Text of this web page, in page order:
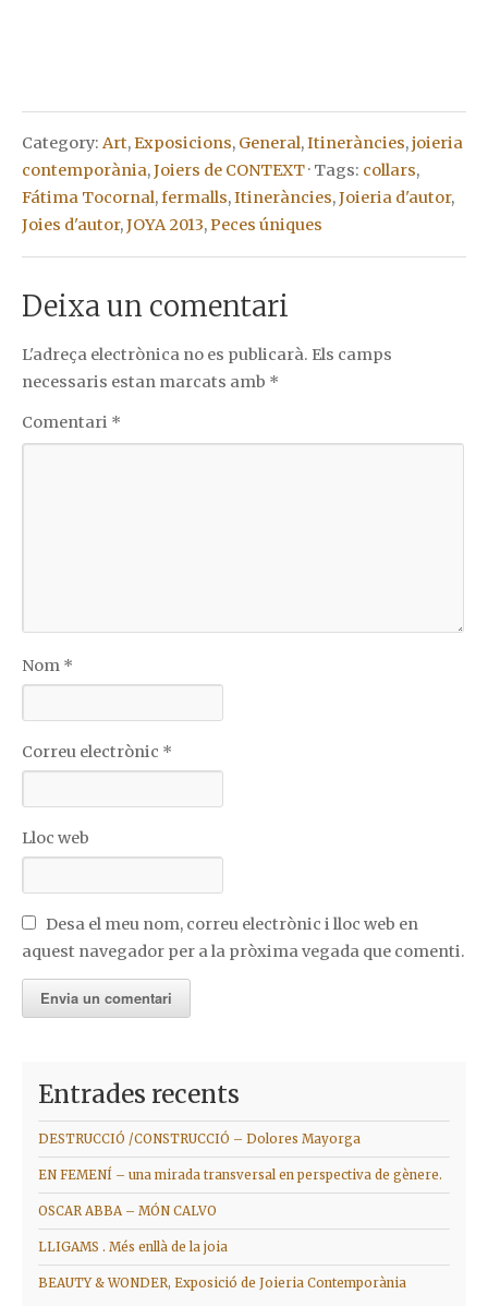
Category: Art,Exposicions, General,Itineràncies,joieria
contemporània,Joiers de CONTEXT· Tags: collars,
Fátima Tocornal,fermalls,Itineràncies,Joieria d'autor,
Joies d'autor,JOYA 2013,Peces úniques
Deixa un comentari
L'adreça electrònica no es publicarà. Els camps
necessaris estan marcats amb *
Comentari *
Nom *
Correu electrònic *
Lloc web
Desa el meu nom, correu electrònic i lloc web en
aquest navegador per a la pròxima vegada que comenti.
Entrades recents
DESTRUCCIÓ /CONSTRUCCIÓ – Dolores Mayorga
EN FEMENÍ – una mirada transversal en perspectiva de gènere.
OSCAR ABBA – MÓN CALVO
LLIGAMS . Més enllà de la joia
BEAUTY & WONDER, Exposició de Joieria Contemporània